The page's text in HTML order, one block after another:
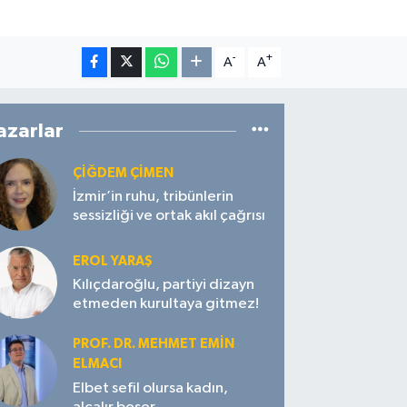
A- A+
ÇIĞDEM ÇIMEN
İzmir’in ruhu, tribünlerin
sessizliği ve ortak akıl çağrısı
EROL YARAŞ
Kılıçdaroğlu, partiyi dizayn
etmeden kurultaya gitmez!
PROF. DR. MEHMET EMIN
ELMACI
Elbet sefil olursa kadın,